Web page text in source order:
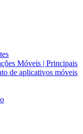
Móveis | Principais
de aplicativos móveis